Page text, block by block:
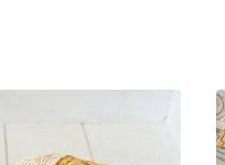
tafel met de stijlvolle